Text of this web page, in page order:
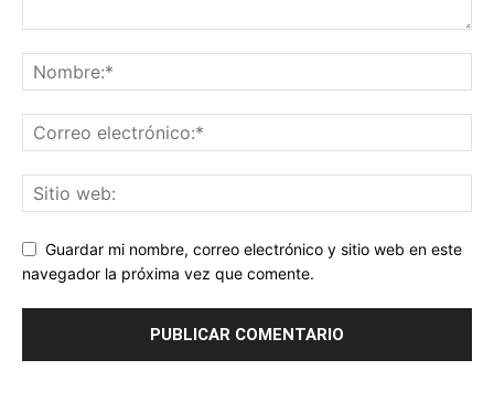
Guardar mi nombre, correo electrónico y sitio web en este
navegador la próxima vez que comente.